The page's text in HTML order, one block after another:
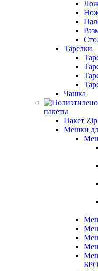
Тарелки
Чашка
пакеты
Пакет
Мешки